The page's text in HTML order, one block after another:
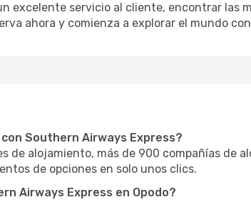
excelente servicio al cliente, encontrar las
ahora y comienza a explorar el mundo
Southern Airways Express?
de alojamiento, más de 900 compañías de
de opciones en solo unos clics.
Airways Express en Opodo?